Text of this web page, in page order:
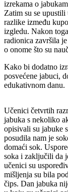
izrekama o
Zatim su se
razlike između
izgledu. Nakon
radionica završila
o onome što su
Kako bi dodatno
posvećene jabuci,
edukativnom danu.
Učenici četvrtih
jabuka s nekoliko
opisivali su jabuke
posudila nam je
domaći sok.
soka i zaključili da
učenici su
mišljenja su bila
čips. Dan jabuka